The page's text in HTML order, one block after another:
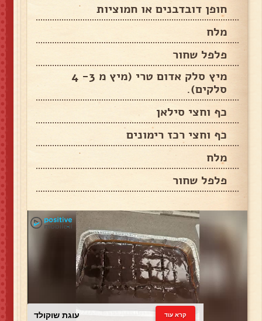
חופן דובדבנים או חמוציות
מלח
פלפל שחור
מיץ סלק אדום טרי (מיץ מ 3- 4
סלקים).
כף וחצי סילאן
כף וחצי רכז רימונים
מלח
פלפל שחור
עוגת שוקולד קרא עוד